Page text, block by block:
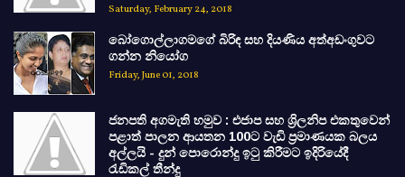
Saturday, February 24, 2018
බෝගොල්ලාගමගේ බිරිඳ සහ දියණිය අත්අඩංගුවට
ගන්න නියෝග
Friday, June 01, 2018
ජනපති අගමැති හමුව : එජාප සහ ශ්‍රිලනිප එකතුවෙන්
පළාත් පාලන ආයතන 100ට වැඩි ප්‍රමාණයක බලය
අල්ලයි - දුන් පොරොන්දු ඉටු කිරීමට ඉදිරියේදී
රැඩිකල් තීන්දු